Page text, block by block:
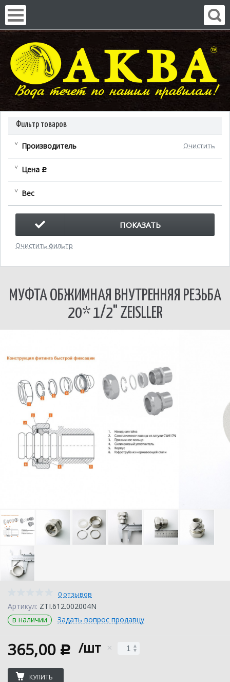
Фильтр товаров
Производитель Очистить
Цена c
Вес
ПОКАЗАТЬ
Очистить фильтр
МУФТА ОБЖИМНАЯ ВНУТРЕННЯЯ РЕЗЬБА
20* 1/2" ZEISLLER
0 отзывов
Артикул: ZTI.612.002004N
в наличии
Задать вопрос продавцу
365,00 c /шт
КУПИТЬ